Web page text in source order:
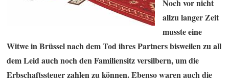
Noch vor nicht
allzu langer Zeit
musste eine
Witwe in Brüssel nach dem Tod ihres Partners bisweilen zu all
dem Leid auch noch den Familiensitz versilbern, um die
Erbschaftssteuer zahlen zu können. Ebenso waren auch die